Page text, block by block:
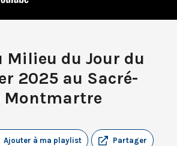
Milieu du Jour du
2025 au Sacré-
Montmartre
Partager
Ajouter à ma playlist